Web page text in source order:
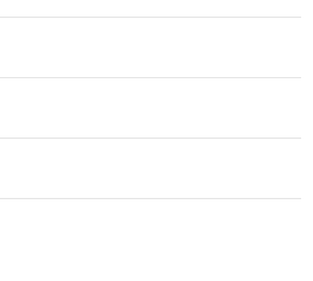
パワーシート
横滑り防止装置